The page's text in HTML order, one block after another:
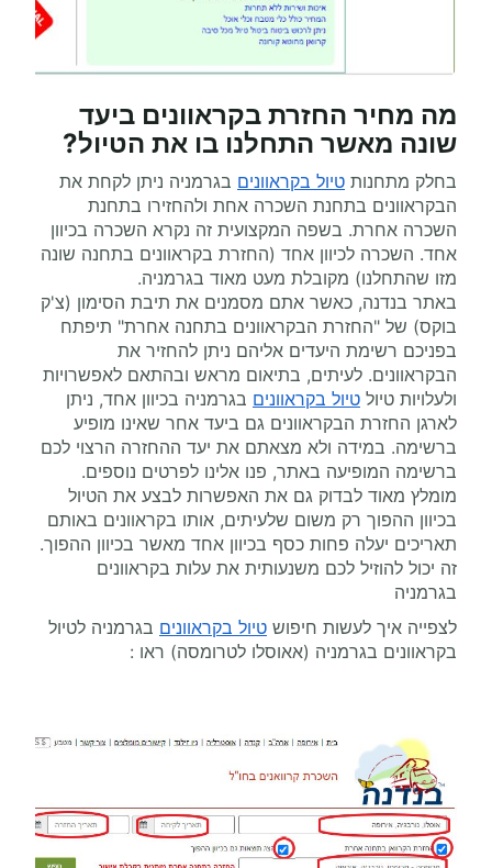
מה מחיר החזרת בקראוונים ביעד
שונה מאשר התחלנו בו את הטיול?
בחלק מתחנות טיול בקראוונים בגרמניה ניתן לקחת את
הבקראוונים בתחנת השכרה אחת ולהחזירו בתחנת
השכרה אחרת. בשפה המקצועית זה נקרא השכרה בכיוון
אחד. השכרה לכיוון אחד (החזרת בקראוונים בתחנה שונה
מזו שהתחלנו) מקובלת מעט מאוד בגרמניה.
באתר בנדנה, כאשר אתם מסמנים את תיבת הסימון (צ'ק
בוקס) של "החזרת הבקראוונים בתחנה אחרת" תיפתח
בפניכם רשימת היעדים אליהם ניתן להחזיר את
הבקראוונים. לעיתים, בתיאום מראש ובהתאם לאפשרויות
ולעלויות טיול טיול בקראוונים בגרמניה בכיוון אחד, ניתן
לארגן החזרת הבקראוונים גם ביעד אחר שאינו מופיע
ברשימה. במידה ולא מצאתם את יעד ההחזרה הרצוי לכם
ברשימה המופיעה באתר, פנו אלינו לפרטים נוספים.
מומלץ מאוד לבדוק גם את האפשרות לבצע את הטיול
בכיוון ההפוך רק משום שלעיתים, אותו בקראוונים באותם
תאריכים יעלה פחות כסף בכיוון אחד מאשר בכיוון ההפוך.
זה יכול להוזיל לכם משנעותית את עלות בקראוונים
בגרמניה
לצפייה איך לעשות חיפוש טיול בקראוונים בגרמניה לטיול
בקראוונים בגרמניה (אאוסלו לטרומסה) ראו :